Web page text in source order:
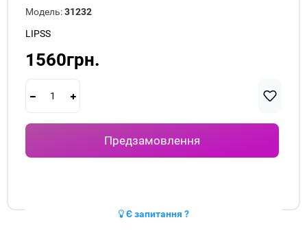
Модель:31232
LIPSS
1560грн.
Предзамовлення
Є запитання ?